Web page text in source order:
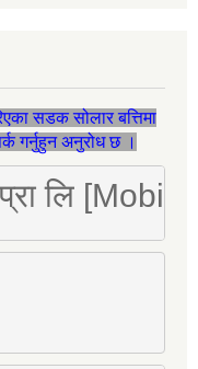
सडक सोलार बत्तिमा
गर्नुहुन अनुरोध छ ।
प्रा लि